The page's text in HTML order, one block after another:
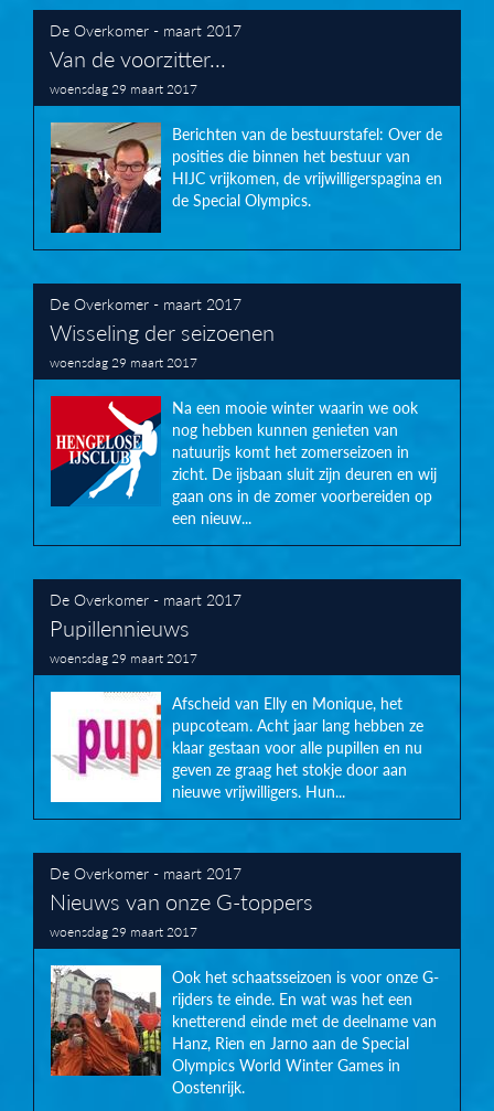
De Overkomer - maart 2017
Van de voorzitter...
woensdag 29 maart 2017
Berichten van de bestuurstafel: Over de
posities die binnen het bestuur van
HIJC vrijkomen, de vrijwilligerspagina en
de Special Olympics.
De Overkomer - maart 2017
Wisseling der seizoenen
woensdag 29 maart 2017
Na een mooie winter waarin we ook
nog hebben kunnen genieten van
natuurijs komt het zomerseizoen in
zicht. De ijsbaan sluit zijn deuren en wij
gaan ons in de zomer voorbereiden op
een nieuw...
De Overkomer - maart 2017
Pupillennieuws
woensdag 29 maart 2017
Afscheid van Elly en Monique, het
pupcoteam. Acht jaar lang hebben ze
klaar gestaan voor alle pupillen en nu
geven ze graag het stokje door aan
nieuwe vrijwilligers. Hun...
De Overkomer - maart 2017
Nieuws van onze G-toppers
woensdag 29 maart 2017
Ook het schaatsseizoen is voor onze G-
rijders te einde. En wat was het een
knetterend einde met de deelname van
Hanz, Rien en Jarno aan de Special
Olympics World Winter Games in
Oostenrijk.